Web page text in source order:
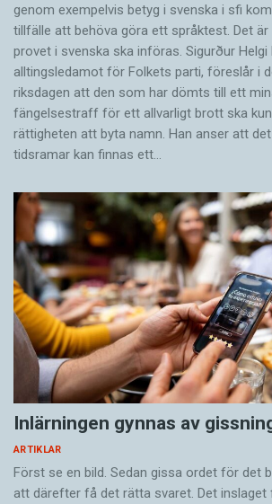
genom exempelvis betyg i svenska i sfi
tillfälle att behöva göra ett språktest. Det är
provet i svenska ska införas. Sigurður Helgi
alltingsledamot för Folkets parti, föreslår i
riksdagen att den som har dömts till ett
fängelsestraff för ett allvarligt brott ska
rättigheten att byta namn. Han anser att
tidsramar kan finnas ett…
Inlärningen gynnas av
ARTIKLAR
Först se en bild. Sedan gissa ordet för det
att därefter få det rätta svaret. Det inslaget